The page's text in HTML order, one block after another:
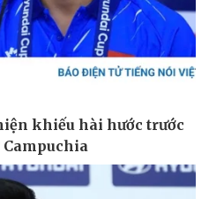
Ô tô - Xe máy
Ô tô
Xe máy
Tư vấn